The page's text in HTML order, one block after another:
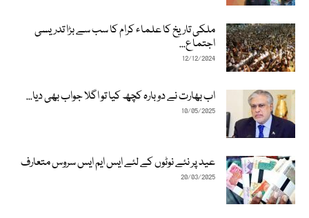
ملکی تاریخ کا علماء کرام کا سب سے بڑا تدریسی
اجتماع...
12/12/2024
اب بھارت نے دوبارہ کچھ کیا تو اگلا جواب بھی دیا...
10/05/2025
عید پر نئے نوٹوں کے لئے ایس ایم ایس سروس متعارف
20/03/2025